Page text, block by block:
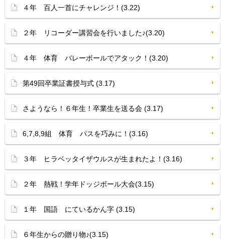
４年 百人一首にチャレンジ！(3.22)
２年 リコーダー講習会を行いました♪(3.20)
４年 体育 バレーボールでアタック！(3.20)
第49回卒業証書授与式 (3.17)
さようなら！６年生！卒業生を送る会 (3.17)
6,7,8,9組 体育 パスを巧みに！(3.16)
３年 ヒラベッタイザウルスが生まれたよ！(3.16)
２年 熱戦！学年ドッジボール大会(3.15)
１年 国語 にているかん字 (3.15)
６年生からの贈り物♪(3.15)